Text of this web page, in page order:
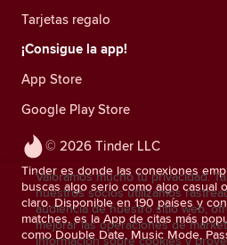
© 2026 Tinder LLC
Tinder es donde las conexiones
buscas algo serio como algo casual
claro. Disponible en 190 países y
matches, es la App de citas más
como Double Date, Music Mode,
Tarjetas regalo
¡Consigue la app!
App Store
Google Play Store
Valoramos mucho tu privacidad.
nuestros socios utilizamos
audiencia de nuestro sitio web,
mejorar las operaciones de
información sobre cookies y